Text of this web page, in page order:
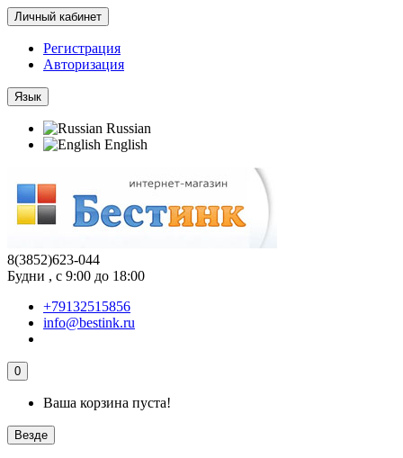
Личный кабинет
Регистрация
Авторизация
Язык
Russian
English
8(3852)623-044
Будни , с 9:00 до 18:00
+79132515856
info@bestink.ru
0
Ваша корзина пуста!
Везде